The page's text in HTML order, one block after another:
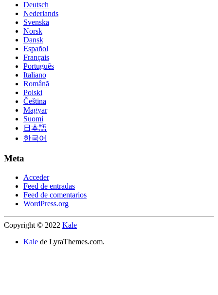
Deutsch
Nederlands
Svenska
Norsk
Dansk
Español
Français
Português
Italiano
Română
Polski
Čeština
Magyar
Suomi
日本語
한국어
Meta
Acceder
Feed de entradas
Feed de comentarios
WordPress.org
Copyright © 2022 Kale
Kale de LyraThemes.com.